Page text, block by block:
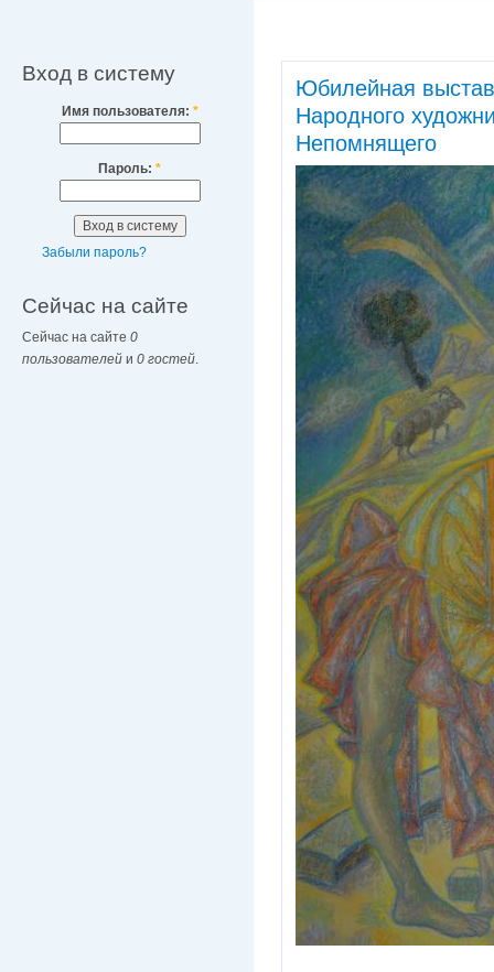
Вход в систему
Имя пользователя: *
Пароль: *
Забыли пароль?
Сейчас на сайте
Сейчас на сайте 0
пользователей и 0 гостей
Юбилейная
Народного
Непомнящего